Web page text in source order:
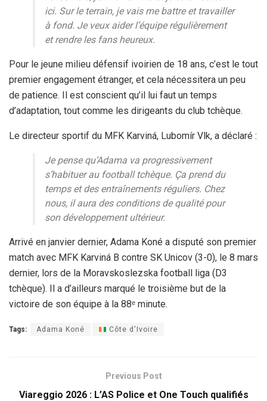
ici. Sur le terrain, je vais me battre et travailler
à fond. Je veux aider l’équipe régulièrement
et rendre les fans heureux.
Pour le jeune milieu défensif ivoirien de 18 ans, c’est le tout
premier engagement étranger, et cela nécessitera un peu
de patience. Il est conscient qu’il lui faut un temps
d’adaptation, tout comme les dirigeants du club tchèque.
Le directeur sportif du MFK Karviná, Lubomír Vlk, a déclaré :
Je pense qu’Adama va progressivement
s’habituer au football tchèque. Ça prend du
temps et des entraînements réguliers. Chez
nous, il aura des conditions de qualité pour
son développement ultérieur.
Arrivé en janvier dernier, Adama Koné a disputé son premier
match avec MFK Karviná B contre SK Unicov (3-0), le 8 mars
dernier, lors de la Moravskoslezska football liga (D3
tchèque). Il a d’ailleurs marqué le troisième but de la
victoire de son équipe à la 88ᵉ minute.
Tags: Adama Koné Côte d'Ivoire
Previous Post
Viareggio 2026 : L’AS Police et One Touch qualifiés